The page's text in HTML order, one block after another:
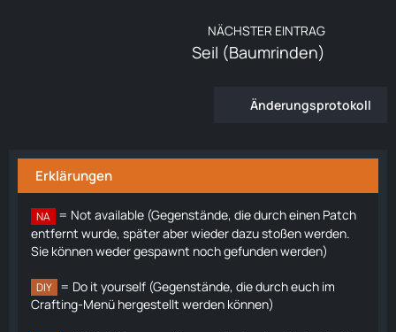
NÄCHSTER EINTRAG
Seil (Baumrinden)
Änderungsprotokoll
Erklärungen
NA = Not available (Gegenstände, die durch einen Patch
entfernt wurde, später aber wieder dazu stoßen werden.
Sie können weder gespawnt noch gefunden werden)
DIY = Do it yourself (Gegenstände, die durch euch im
Crafting-Menü hergestellt werden können)